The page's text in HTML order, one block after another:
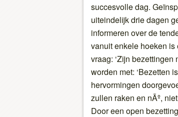
succesvolle dag.
uiteindelijk drie dagen
informeren over de
vanuit enkele hoeken is
vraag: ‘Zijn bezettingen
worden met: ‘Bezetten
hervormingen
zullen raken en nÃº,
Door een open